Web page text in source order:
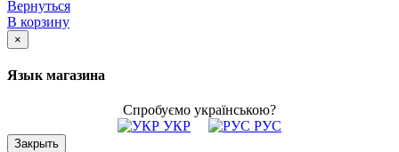
Вернуться
В корзину
×
Язык магазина
Спробуємо українською?
УКР
РУС
Закрыть